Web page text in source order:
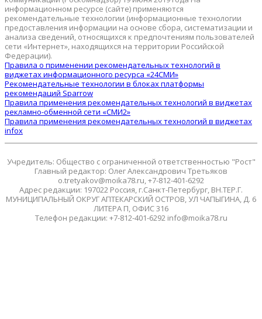
информационном ресурсе (сайте) применяются
рекомендательные технологии (информационные технологии
предоставления информации на основе сбора, систематизации и
анализа сведений, относящихся к предпочтениям пользователей
сети «Интернет», находящихся на территории Российской
Федерации).
Правила о применении рекомендательных технологий в
виджетах информационного ресурса «24СМИ»
Рекомендательные технологии в блоках платформы
рекомендаций Sparrow
Правила применения рекомендательных технологий в виджетах
рекламно-обменной сети «СМИ2»
Правила применения рекомендательных технологий в виджетах
infox
Учредитель: Общество с ограниченной ответственностью "Рост"
Главный редактор: Олег Александрович Третьяков
o.tretyakov@moika78.ru, +7-812-401-6292
Адрес редакции: 197022 Россия, г.Санкт-Петербург, ВН.ТЕР.Г.
МУНИЦИПАЛЬНЫЙ ОКРУГ АПТЕКАРСКИЙ ОСТРОВ, УЛ ЧАПЫГИНА, Д. 6
ЛИТЕРА П, ОФИС 316
Телефон редакции: +7-812-401-6292 info@moika78.ru